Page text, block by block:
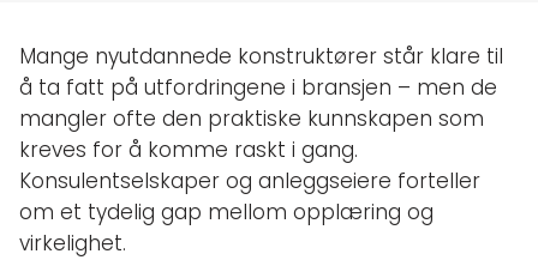
Mange nyutdannede konstruktører står klare til
å ta fatt på utfordringene i bransjen – men de
mangler ofte den praktiske kunnskapen som
kreves for å komme raskt i gang.
Konsulentselskaper og anleggseiere forteller
om et tydelig gap mellom opplæring og
virkelighet.